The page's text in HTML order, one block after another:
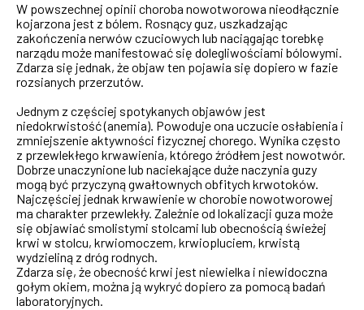
W powszechnej opinii choroba nowotworowa nieodłącznie
kojarzona jest z bólem. Rosnący guz, uszkadzając
zakończenia nerwów czuciowych lub naciągając torebkę
narządu może manifestować się dolegliwościami bólowymi.
Zdarza się jednak, że objaw ten pojawia się dopiero w fazie
rozsianych przerzutów.
Jednym z częściej spotykanych objawów jest
niedokrwistość (anemia). Powoduje ona uczucie osłabienia i
zmniejszenie aktywności fizycznej chorego. Wynika często
z przewlekłego krwawienia, którego źródłem jest nowotwór.
Dobrze unaczynione lub naciekające duże naczynia guzy
mogą być przyczyną gwałtownych obfitych krwotoków.
Najczęściej jednak krwawienie w chorobie nowotworowej
ma charakter przewlekły. Zależnie od lokalizacji guza może
się objawiać smolistymi stolcami lub obecnością świeżej
krwi w stolcu, krwiomoczem, krwiopluciem, krwistą
wydzieliną z dróg rodnych.
Zdarza się, że obecność krwi jest niewielka i niewidoczna
gołym okiem, można ją wykryć dopiero za pomocą badań
laboratoryjnych.